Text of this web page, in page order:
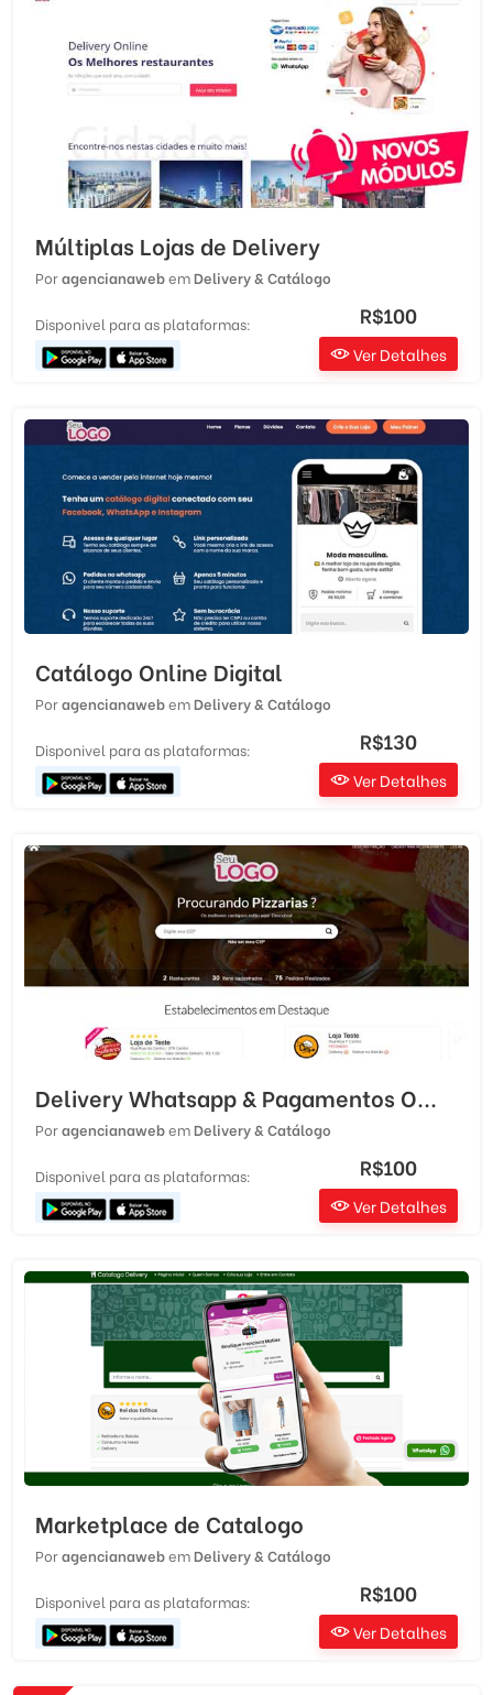
Múltiplas Lojas de Delivery
PoragencianawebemDelivery & Catálogo
Disponivel para as plataformas: R$100
Ver Detalhes
Catálogo Online Digital
PoragencianawebemDelivery & Catálogo
Disponivel para as plataformas: R$130
Ver Detalhes
Delivery Whatsapp & Pagamentos O...
PoragencianawebemDelivery & Catálogo
Disponivel para as plataformas: R$100
Ver Detalhes
Marketplace de Catalogo
PoragencianawebemDelivery & Catálogo
Disponivel para as plataformas: R$100
Ver Detalhes